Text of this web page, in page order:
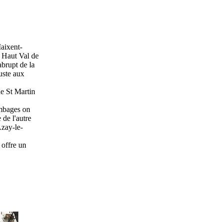
Haut Val de
de la
aux
St Martin
on
de l'autre
le-
un